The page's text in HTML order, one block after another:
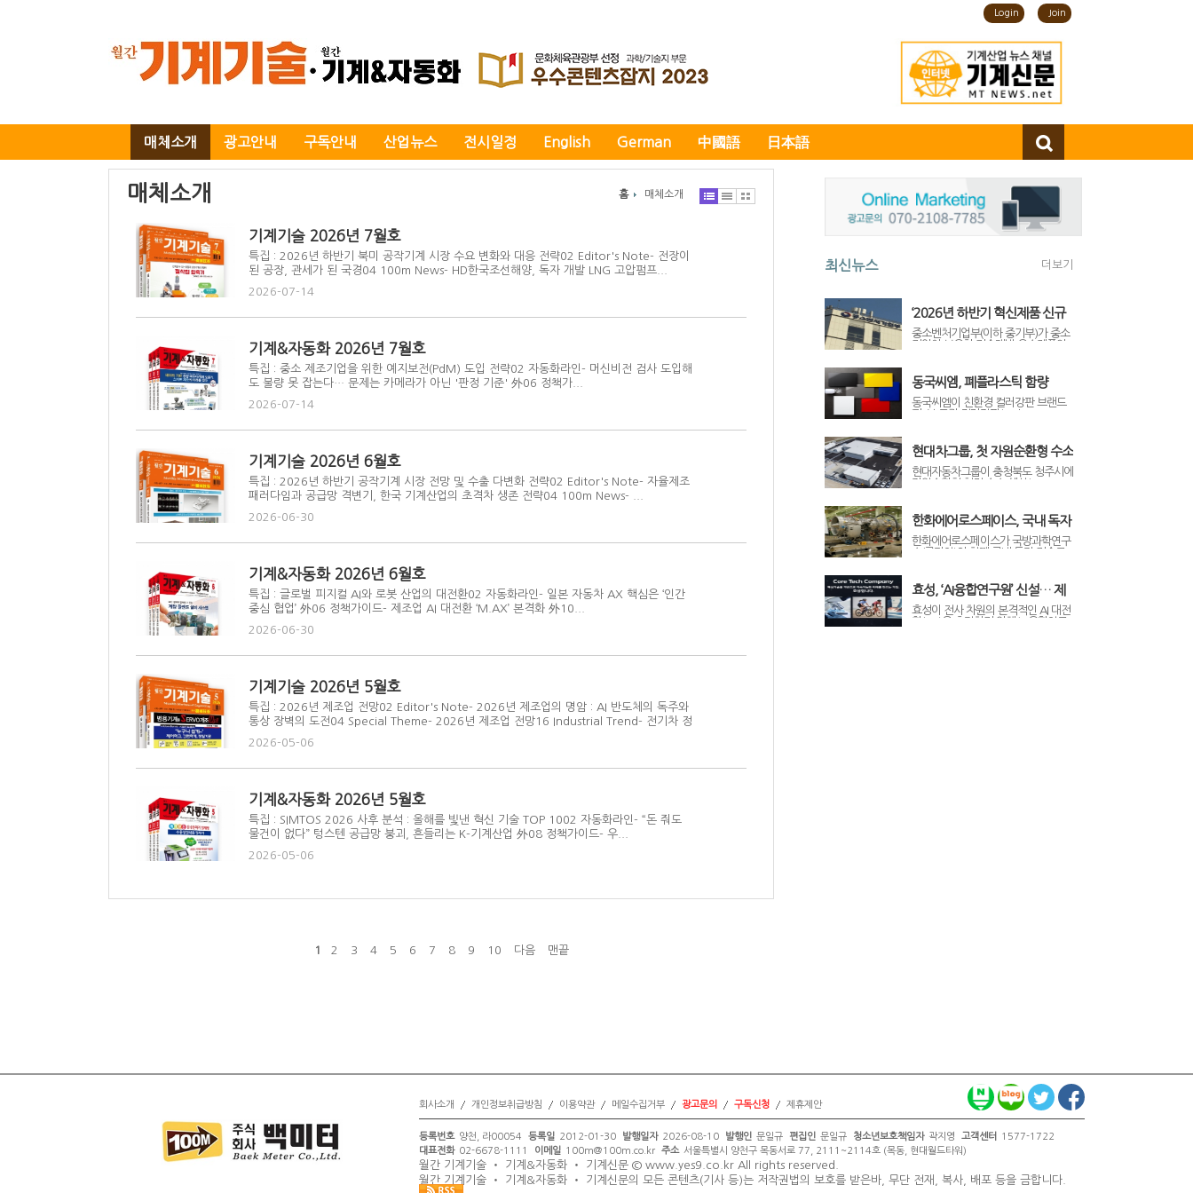
Login Join
매체소개 광고안내 구독안내 산업뉴스 전시일정 English German 中國語 日本語
매체소개 홈 매체소개
기계기술 2026년 7월호
특집 : 2026년 하반기 북미 공작기계 시장 수요 변화와 대응 전략02 Editor's Note- 전장이
된 공장, 관세가 된 국경04 100m News- HD한국조선해양, 독자 개발 LNG 고압펌프...
2026-07-14
기계&자동화 2026년 7월호
특집 : 중소 제조기업을 위한 예지보전(PdM) 도입 전략02 자동화라인- 머신비전 검사 도입해
도 불량 못 잡는다… 문제는 카메라가 아닌 '판정 기준' 外06 정책가...
2026-07-14
기계기술 2026년 6월호
특집 : 2026년 하반기 공작기계 시장 전망 및 수출 다변화 전략02 Editor's Note- 자율제조
패러다임과 공급망 격변기, 한국 기계산업의 초격차 생존 전략04 100m News- ...
2026-06-30
기계&자동화 2026년 6월호
특집 : 글로벌 피지컬 AI와 로봇 산업의 대전환02 자동화라인- 일본 자동차 AX 핵심은 ‘인간
중심 협업’ 外06 정책가이드- 제조업 AI 대전환 ‘M.AX’ 본격화 外10...
2026-06-30
기계기술 2026년 5월호
특집 : 2026년 제조업 전망02 Editor's Note- 2026년 제조업의 명암 : AI 반도체의 독주와
통상 장벽의 도전04 Special Theme- 2026년 제조업 전망16 Industrial Trend- 전기차 정
2026-05-06
기계&자동화 2026년 5월호
특집 : SIMTOS 2026 사후 분석 : 올해를 빛낸 혁신 기술 TOP 1002 자동화라인- “돈 줘도
물건이 없다” 텅스텐 공급망 붕괴, 흔들리는 K-기계산업 外08 정책가이드- 우...
2026-05-06
1 2 3 4 5 6 7 8 9 10 다음 맨끝
최신뉴스 더보기
‘2026년 하반기 혁신제품 신규
지정’ 공고… 중소기업 공공조달
중소벤처기업부(이하 중기부)가 중소
신제품 신규 지정’을 공고하고, 오는 7
월 10일(금)부터 8월 10일(월)까지 신
청 접수를 진행한다.지난 2020년 도
동국씨엠, 폐플라스틱 함량
25%로 높인 ‘친환경 컬러강판’
동국씨엠이 친환경 컬러강판 브랜드
재 시장 공략을 가속화한다.동국씨엠
은 리-본 그린 컬러강판에 적용되는
폐플라스틱 원료 함량을 기존 10%
현대차그룹, 첫 자원순환형 수소
생산 시설 ‘HTWO ENERGY 청
현대자동차그룹이 충청북도 청주시에
에 나선다.현대차그룹은 7월 9일 현
대차그룹 기획조정담당 서강현 사장
과 기후에너지환경부 이호현 차관, 충
한화에어로스페이스, 국내 독자
기술 ‘무인기 엔진 2종’ 시제 최
한화에어로스페이스가 국방과학연구
통해 자주국방을 강화하고 글로벌 무
인기 수출 시장에서의 경쟁력을 선제
적으로 확보한다는 방안이다.한화에
효성, ‘AI융합연구원’ 신설… 제
조업 기반 AI 대전환(AX) 가속화
효성이 전사 차원의 본격적인 AI 대전
회사소개 개인정보취급방침 이용약관 메일수집거부 광고문의 구독신청 제휴제안
등록번호 양천, 라00054 등록일 2012-01-30 발행일자 2026-08-10 발행인 문일규 편집인 문일규 청소년보호책임자 곽지영 고객센터
1577-1722
대표전화 02-6678-1111 이메일 100m@100m.co.kr 주소 서울특별시 양천구 목동서로 77, 2111~2114호 (목동, 현대월드타워)
월간 기계기술 ‧ 기계&자동화 ‧ 기계신문 © www.yes9.co.kr All rights reserved.
월간 기계기술 ‧ 기계&자동화 ‧ 기계신문의 모든 콘텐츠(기사 등)는 저작권법의 보호를 받은바, 무단 전재, 복사, 배포 등을 금합니다.